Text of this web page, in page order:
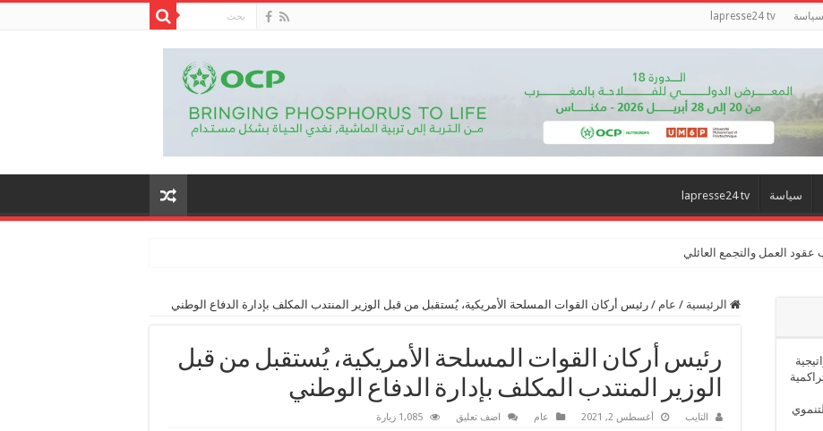
سياسة lapresse24 tv
سياسة lapresse24 tv
عقود العمل والتجمع العائلي
الرئيسية / عام / رئيس أركان القوات المسلحة الأمريكية، يُستقبل من قبل الوزير المنتدب المكلف بإدارة الدفاع الوطني
رئيس أركان القوات المسلحة الأمريكية، يُستقبل من قبل
الوزير المنتدب المكلف بإدارة الدفاع الوطني
التايب أغسطس 2, 2021 عام اضف تعليق 1,085 زيارة